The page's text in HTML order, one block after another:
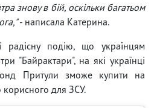
знову в бій, оскільки багатьом
- написала Катерина.
подію, що українцям
"Байрактари", на які українці
Притули зможе купити на
корисного для ЗСУ.